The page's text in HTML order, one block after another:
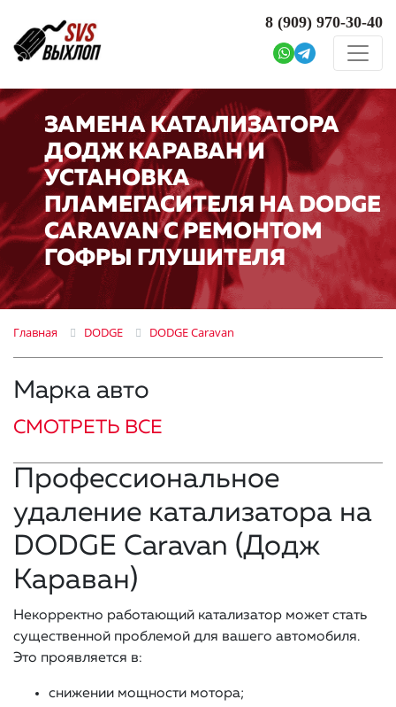
8 (909) 970-30-40
ЗАМЕНА КАТАЛИЗАТОРА
ДОДЖ КАРАВАН И
УСТАНОВКА
ПЛАМЕГАСИТЕЛЯ НА DODGE
CARAVAN С РЕМОНТОМ
ГОФРЫ ГЛУШИТЕЛЯ
Главная DODGE DODGE Caravan
Марка авто
СМОТРЕТЬ ВСЕ
Профессиональное
удаление катализатора на
DODGE Caravan (Додж
Караван)
Некорректно работающий катализатор может стать
существенной проблемой для вашего автомобиля.
Это проявляется в:
снижении мощности мотора;